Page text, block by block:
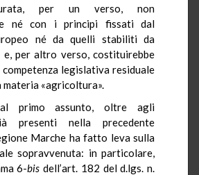
per un verso, non
né con i principi fissati dal
né da quelli stabiliti da
e, per altro verso, costituirebbe
legislativa residuale
«agricoltura».
al primo assunto, oltre agli
presenti nella precedente
Marche ha fatto leva sulla
sopravvenuta: in particolare,
6-bis dell’art. 182 del d.lgs. n.